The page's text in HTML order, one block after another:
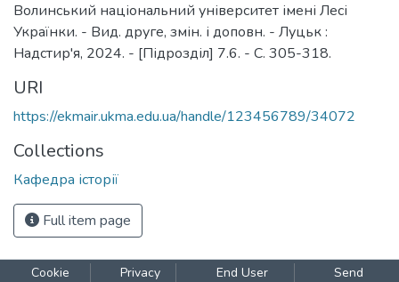
Волинський національний університет імені Лесі
Українки. - Вид. друге, змін. і доповн. - Луцьк :
Надстир'я, 2024. - [Підрозділ] 7.6. - С. 305-318.
URI
https://ekmair.ukma.edu.ua/handle/123456789/34072
Collections
Кафедра історії
Full item page
Cookie
Privacy
End User
Send